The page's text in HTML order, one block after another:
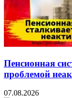
Пенсионная
проблемой
07.08.2026